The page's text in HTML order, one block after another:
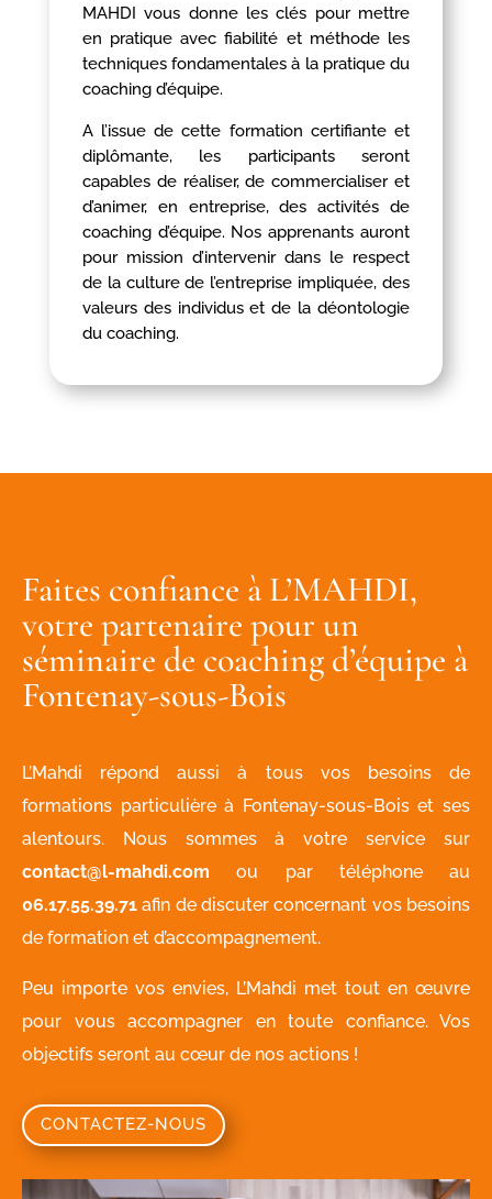
MAHDI vous donne les clés pour mettre
en pratique avec fiabilité et méthode les
techniques fondamentales à la pratique du
coaching d’équipe.
A l’issue de cette formation certifiante et
diplômante, les participants seront
capables de réaliser, de commercialiser et
d’animer, en entreprise, des activités de
coaching d’équipe. Nos apprenants auront
pour mission d’intervenir dans le respect
de la culture de l’entreprise impliquée, des
valeurs des individus et de la déontologie
du coaching.
Faites confiance à L’MAHDI,
votre partenaire pour un
séminaire de coaching d’équipe à
Fontenay-sous-Bois
L’Mahdi répond aussi à tous vos besoins de
formations particulière à Fontenay-sous-Bois et ses
alentours. Nous sommes à votre service sur
contact@l-mahdi.com ou par téléphone au
06.17.55.39.71 afin de discuter concernant vos besoins
de formation et d’accompagnement.
Peu importe vos envies, L’Mahdi met tout en œuvre
pour vous accompagner en toute confiance. Vos
objectifs seront au cœur de nos actions !
CONTACTEZ-NOUS